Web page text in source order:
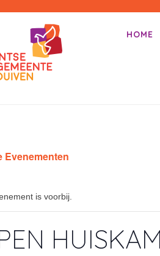
Primair
Spring
HOME
Evenementen
is voorbij.